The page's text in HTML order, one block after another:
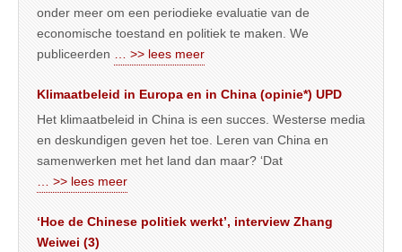
onder meer om een periodieke evaluatie van de
economische toestand en politiek te maken. We
publiceerden
… >> lees meer
Klimaatbeleid in Europa en in China (opinie*) UPD
Het klimaatbeleid in China is een succes. Westerse media
en deskundigen geven het toe. Leren van China en
samenwerken met het land dan maar? ‘Dat
… >> lees meer
‘Hoe de Chinese politiek werkt’, interview Zhang
Weiwei (3)